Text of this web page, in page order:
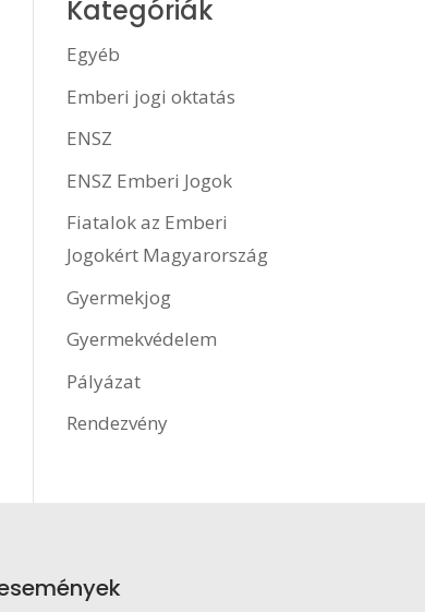
Kategóriák
Egyéb
Emberi jogi oktatás
ENSZ
ENSZ Emberi Jogok
Fiatalok az Emberi
Jogokért Magyarország
Gyermekjog
Gyermekvédelem
Pályázat
Rendezvény